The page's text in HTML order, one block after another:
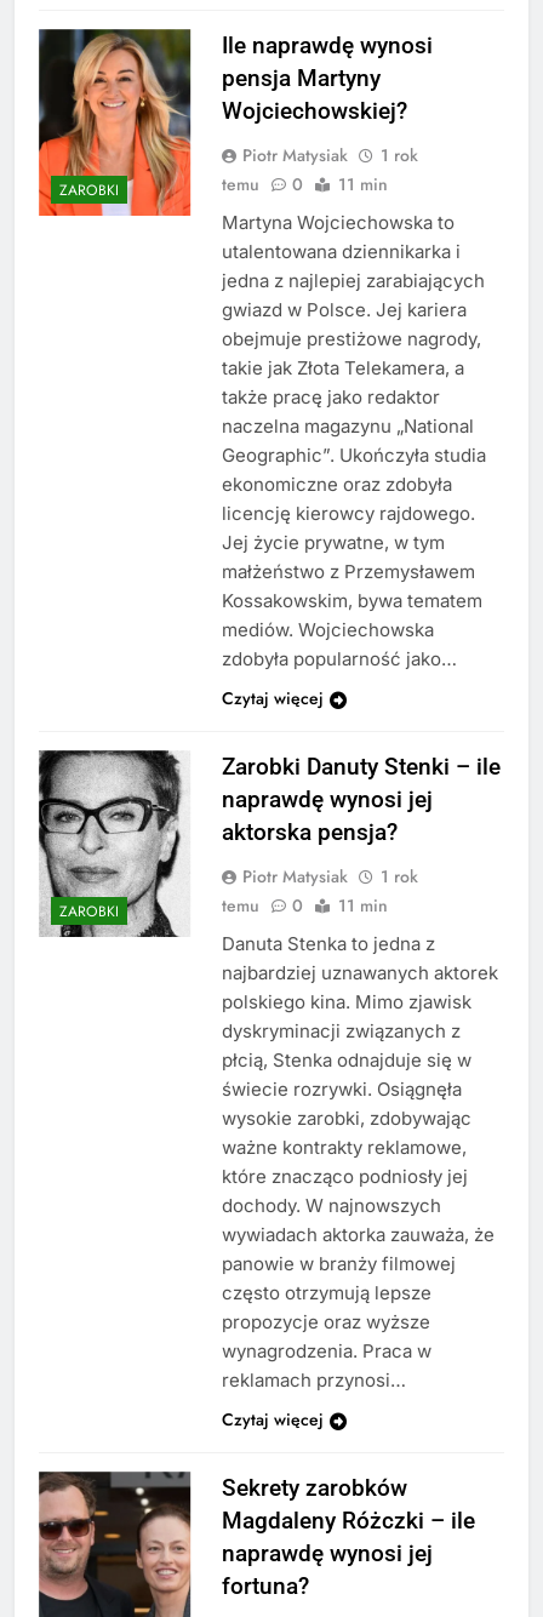
ZAROBKI
Ile naprawdę wynosi
pensja Martyny
Wojciechowskiej?
Piotr Matysiak
1 rok
temu
0 11 min
Martyna Wojciechowska to
utalentowana dziennikarka i
jedna z najlepiej zarabiających
gwiazd w Polsce. Jej kariera
obejmuje prestiżowe nagrody,
takie jak Złota Telekamera, a
także pracę jako redaktor
naczelna magazynu „National
Geographic”. Ukończyła studia
ekonomiczne oraz zdobyła
licencję kierowcy rajdowego.
Jej życie prywatne, w tym
małżeństwo z Przemysławem
Kossakowskim, bywa tematem
mediów. Wojciechowska
zdobyła popularność jako…
Czytaj więcej
ZAROBKI
Zarobki Danuty Stenki – ile
naprawdę wynosi jej
aktorska pensja?
Piotr Matysiak
1 rok
temu
0 11 min
Danuta Stenka to jedna z
najbardziej uznawanych aktorek
polskiego kina. Mimo zjawisk
dyskryminacji związanych z
płcią, Stenka odnajduje się w
świecie rozrywki. Osiągnęła
wysokie zarobki, zdobywając
ważne kontrakty reklamowe,
które znacząco podniosły jej
dochody. W najnowszych
wywiadach aktorka zauważa, że
panowie w branży filmowej
często otrzymują lepsze
propozycje oraz wyższe
wynagrodzenia. Praca w
reklamach przynosi…
Czytaj więcej
Sekrety zarobków
Magdaleny Różczki – ile
naprawdę wynosi jej
fortuna?